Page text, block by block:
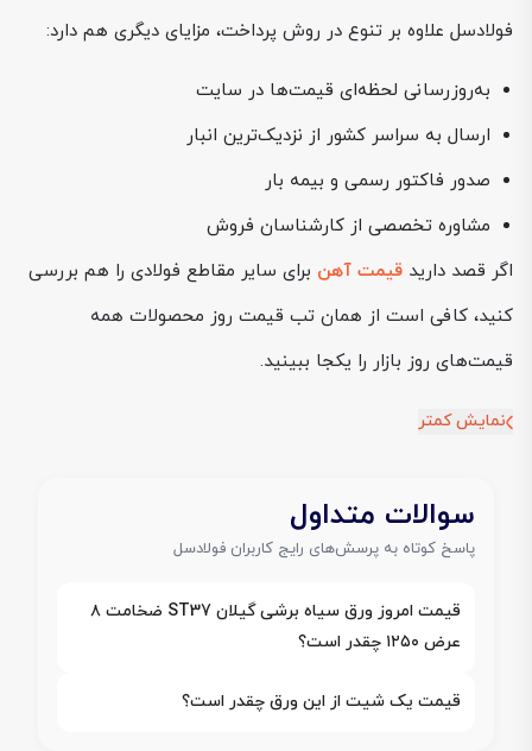
فولادسل علاوه بر تنوع در روش پرداخت، مزایای دیگری هم دارد:
به‌روزرسانی لحظه‌ای قیمت‌ها در سایت
ارسال به سراسر کشور از نزدیک‌ترین انبار
صدور فاکتور رسمی و بیمه بار
مشاوره تخصصی از کارشناسان فروش
اگر قصد دارید قیمت آهن برای سایر مقاطع فولادی را هم بررسی
کنید، کافی است از همان تب قیمت روز محصولات همه
قیمت‌های روز بازار را یکجا ببینید.
نمایش کمتر
سوالات متداول
پاسخ کوتاه به پرسش‌های رایج کاربران فولادسل
قیمت امروز ورق سیاه برشی گیلان ST37 ضخامت ۸
عرض ۱۲۵۰ چقدر است؟
قیمت یک شیت از این ورق چقدر است؟